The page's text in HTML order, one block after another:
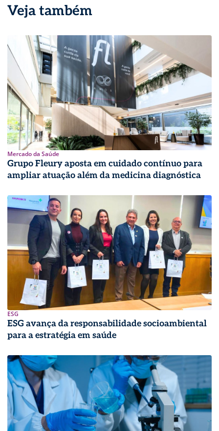
Veja também
Mercado da Saúde
Grupo Fleury aposta em cuidado contínuo para
ampliar atuação além da medicina diagnóstica
ESG
ESG avança da responsabilidade socioambiental
para a estratégia em saúde